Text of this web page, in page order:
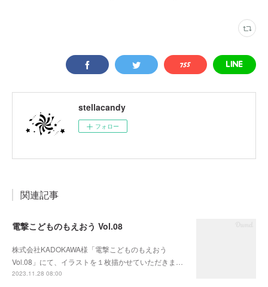
stellacandy
フォロー
関連記事
電撃こどものもえおう Vol.08
株式会社KADOKAWA様「電撃こどものもえおう
Vol.08」にて、イラストを１枚描かせていただきま…
2023.11.28 08:00